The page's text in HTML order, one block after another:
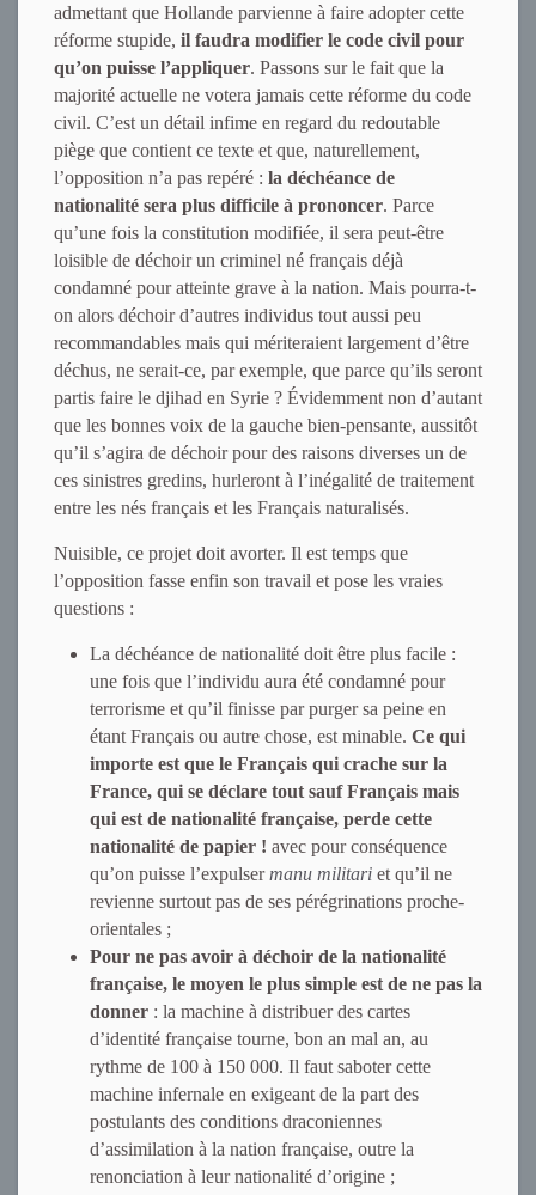
admettant que Hollande parvienne à faire adopter cette
réforme stupide, il faudra modifier le code civil pour
qu’on puisse l’appliquer. Passons sur le fait que la
majorité actuelle ne votera jamais cette réforme du code
civil. C’est un détail infime en regard du redoutable
piège que contient ce texte et que, naturellement,
l’opposition n’a pas repéré : la déchéance de
nationalité sera plus difficile à prononcer. Parce
qu’une fois la constitution modifiée, il sera peut-être
loisible de déchoir un criminel né français déjà
condamné pour atteinte grave à la nation. Mais pourra-t-
on alors déchoir d’autres individus tout aussi peu
recommandables mais qui mériteraient largement d’être
déchus, ne serait-ce, par exemple, que parce qu’ils seront
partis faire le djihad en Syrie ? Évidemment non d’autant
que les bonnes voix de la gauche bien-pensante, aussitôt
qu’il s’agira de déchoir pour des raisons diverses un de
ces sinistres gredins, hurleront à l’inégalité de traitement
entre les nés français et les Français naturalisés.
Nuisible, ce projet doit avorter. Il est temps que
l’opposition fasse enfin son travail et pose les vraies
questions :
La déchéance de nationalité doit être plus facile :
une fois que l’individu aura été condamné pour
terrorisme et qu’il finisse par purger sa peine en
étant Français ou autre chose, est minable. Ce qui
importe est que le Français qui crache sur la
France, qui se déclare tout sauf Français mais
qui est de nationalité française, perde cette
nationalité de papier ! avec pour conséquence
qu’on puisse l’expulsermanu militari et qu’il ne
revienne surtout pas de ses pérégrinations proche-
orientales ;
Pour ne pas avoir à déchoir de la nationalité
française, le moyen le plus simple est de ne pas la
donner : la machine à distribuer des cartes
d’identité française tourne, bon an mal an, au
rythme de 100 à 150 000. Il faut saboter cette
machine infernale en exigeant de la part des
postulants des conditions draconiennes
d’assimilation à la nation française, outre la
renonciation à leur nationalité d’origine ;